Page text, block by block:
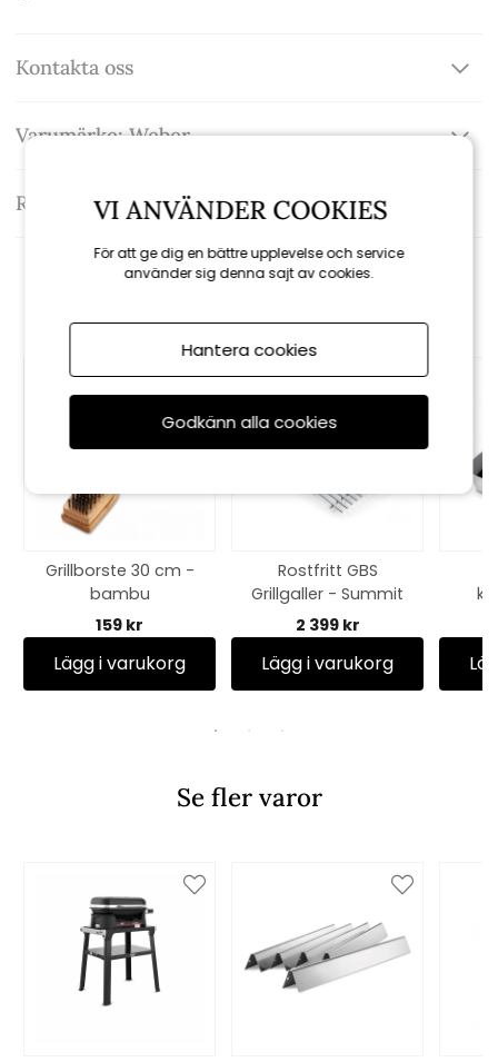
Kontakta oss
Varumärke: Weber
Recensioner
Grillborste 30 cm -
bambu
159 kr
Lägg i varukorg
Rostfritt GBS
Grillgaller - Summit
2 399 kr
Lägg i varukorg
Se fler varor
VI ANVÄNDER COOKIES
För att ge dig en bättre upplevelse och service
använder sig denna sajt av cookies.
Hantera cookies
Godkänn alla cookies